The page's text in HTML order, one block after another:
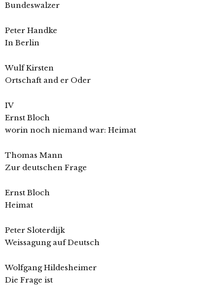
Bundeswalzer
Peter Handke
In Berlin
Wulf Kirsten
Ortschaft and er Oder
IV
Ernst Bloch
worin noch niemand war: Heimat
Thomas Mann
Zur deutschen Frage
Ernst Bloch
Heimat
Peter Sloterdijk
Weissagung auf Deutsch
Wolfgang Hildesheimer
Die Frage ist